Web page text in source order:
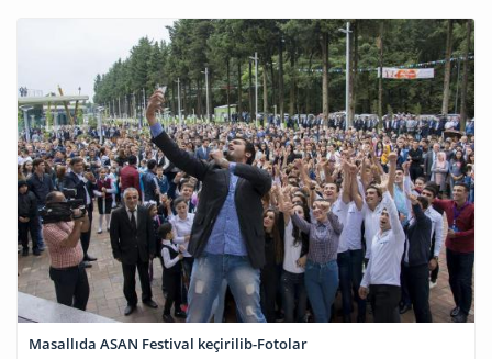
Masallıda ASAN Festival keçirilib-Fotolar